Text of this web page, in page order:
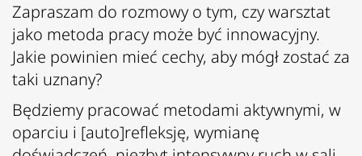
Zapraszam do rozmowy o tym, czy warsztat
jako metoda pracy może być innowacyjny.
Jakie powinien mieć cechy, aby mógł zostać za
taki uznany?
Będziemy pracować metodami aktywnymi, w
oparciu i [auto]refleksję, wymianę